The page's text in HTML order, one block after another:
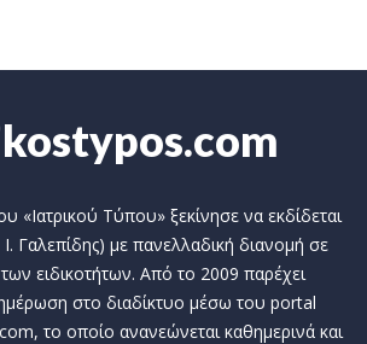
«Ιατρικού Τύπου» ξεκίνησε να εκδίδεται
Γαλεπίδης) με πανελλαδική διανομή σε
ειδικοτήτων. Από το 2009 παρέχει
στο διαδίκτυο μέσω του portal
το οποίο ανανεώνεται καθημερινά και